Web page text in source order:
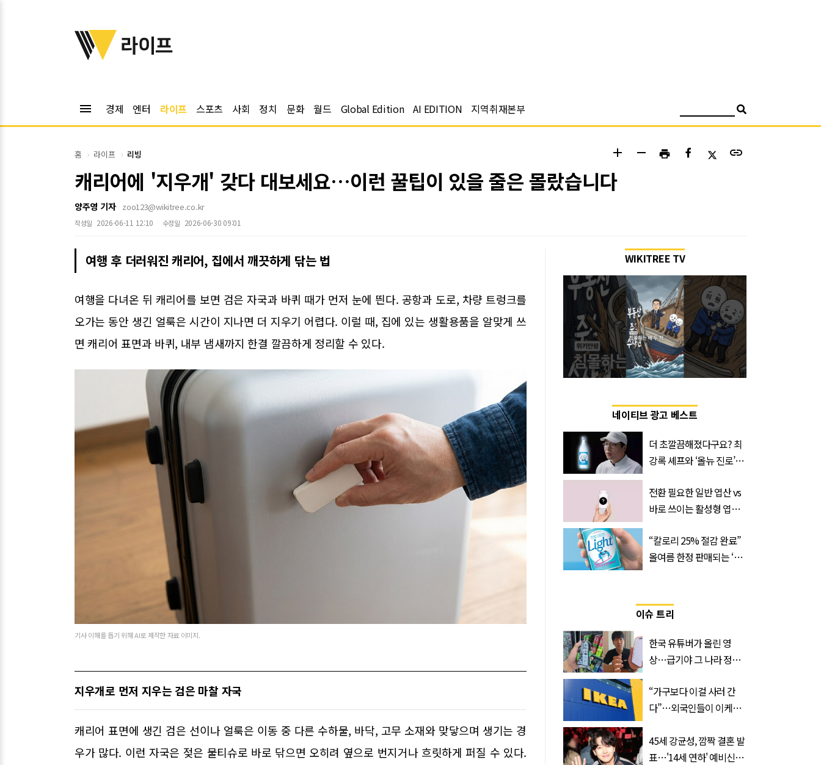
위키트리
라이프
menu 경제 엔터 라이프 스포츠 사회 정치 문화 월드 Global Edition AI EDITION 지역취재본부
홈 라이프 리빙 add remove print link
캐리어에 '지우개' 갖다 대보세요…이런 꿀팁이 있을 줄은 몰랐습니다
양주영 기자 zoo123@wikitree.co.kr
작성일 2026-06-11 12:10 수정일 2026-06-30 09:01
여행 후 더러워진 캐리어, 집에서 깨끗하게 닦는 법
여행을 다녀온 뒤 캐리어를 보면 검은 자국과 바퀴 때가 먼저 눈에 띈다. 공항과 도로, 차량 트렁크를
오가는 동안 생긴 얼룩은 시간이 지나면 더 지우기 어렵다. 이럴 때, 집에 있는 생활용품을 알맞게 쓰
면 캐리어 표면과 바퀴, 내부 냄새까지 한결 깔끔하게 정리할 수 있다.
기사 이해를 돕기 위해 AI로 제작한 자료 이미지.
지우개로 먼저 지우는 검은 마찰 자국
캐리어 표면에 생긴 검은 선이나 얼룩은 이동 중 다른 수하물, 바닥, 고무 소재와 맞닿으며 생기는 경
우가 많다. 이런 자국은 젖은 물티슈로 바로 닦으면 오히려 옆으로 번지거나 흐릿하게 퍼질 수 있다.
WIKITREE TV
네이티브 광고 베스트
더 초깔끔해졌다구요? 최
강록 셰프와 ‘올뉴 진로’의
전환 필요한 일반 엽산 vs
바로 쓰이는 활성형 엽
‘Quatrefolic®’ 주목
“칼로리 25% 절감 완료”
올여름 한정 판매되는 ‘최
이슈 트리
한국 유튜버가 올린 영
상…급기야 그 나라 정부
“가구보다 이걸 사러 간
다”…외국인들이 이케아
식 3종
45세 강균성, 깜짝 결혼 발
표…'14세 연하' 예비신부